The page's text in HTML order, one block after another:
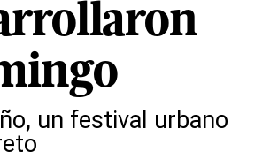
un festival urbano